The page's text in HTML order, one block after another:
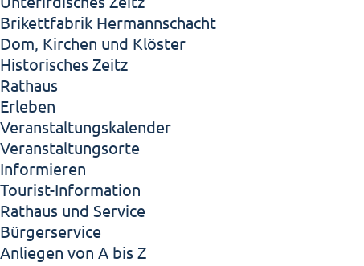
Brikettfabrik Hermannschacht
Dom, Kirchen und Klöster
Historisches Zeitz
Rathaus
Erleben
Veranstaltungskalender
Veranstaltungsorte
Informieren
Tourist-Information
Rathaus und Service
Bürgerservice
Anliegen von A bis Z